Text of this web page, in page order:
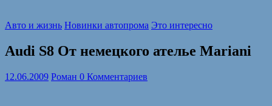
Авто и жизнь Новинки автопрома Это интересно
Audi S8 От немецкого ателье Mariani
12.06.2009 Роман 0 Комментариев